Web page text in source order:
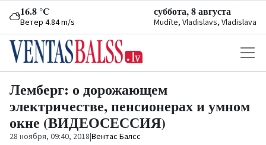
16.8 °C
Ветер 4.84 m/s
суббота, 8 августа
Mudīte, Vladislavs, Vladislava
Лемберг: о дорожающем
электричестве, пенсионерах и умном
окне (ВИДЕОСЕССИЯ)
28 ноября, 09:40, 2018|Вентас Балсс